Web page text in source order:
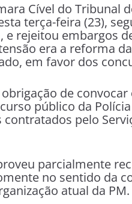
Cível do Tribunal
terça-feira (23),
e rejeitou embargos
era a reforma
em favor dos
de
público da
pelo
parcialmente
no sentido da
atual da PM.